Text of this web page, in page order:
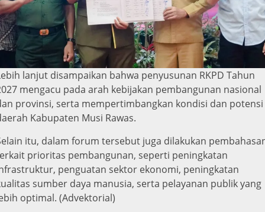
lanjut disampaikan bahwa penyusunan RKPD Tahun
mengacu pada arah kebijakan pembangunan nasional
provinsi, serta mempertimbangkan kondisi dan potensi
Kabupaten Musi Rawas.
itu, dalam forum tersebut juga dilakukan
prioritas pembangunan, seperti peningkatan
penguatan sektor ekonomi, peningkatan
sumber daya manusia, serta pelayanan publik yang
optimal. (Advektorial)